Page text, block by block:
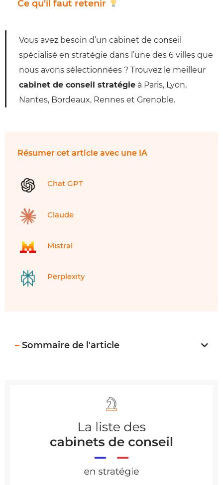
Ce qu'il faut retenir
Vous avez besoin d’un cabinet de conseil
spécialisé en stratégie dans l’une des 6 villes que
nous avons sélectionnées ? Trouvez le meilleur
cabinet de conseil stratégie à Paris, Lyon,
Nantes, Bordeaux, Rennes et Grenoble.
Résumer cet article avec une IA
Chat GPT
Claude
Mistral
Perplexity
– Sommaire de l'article